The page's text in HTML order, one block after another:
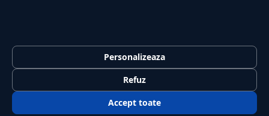
Confidențialitate
Politica de cookies
Personalizeaza
Refuz
Accept toate